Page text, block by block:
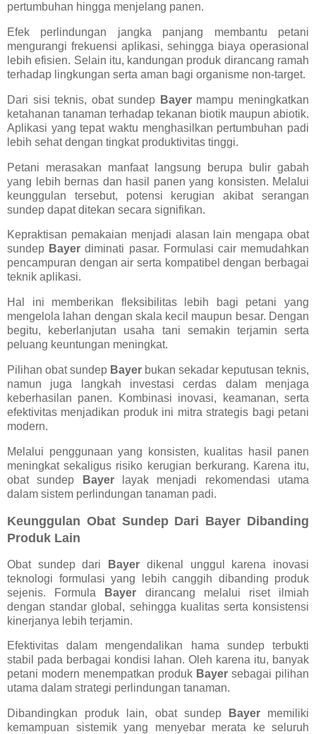
pertumbuhan hingga menjelang panen.
Efek perlindungan jangka panjang membantu petani
mengurangi frekuensi aplikasi, sehingga biaya operasional
lebih efisien. Selain itu, kandungan produk dirancang ramah
terhadap lingkungan serta aman bagi organisme non-target.
Dari sisi teknis, obat sundep Bayermampu meningkatkan
ketahanan tanaman terhadap tekanan biotik maupun abiotik.
Aplikasi yang tepat waktu menghasilkan pertumbuhan padi
lebih sehat dengan tingkat produktivitas tinggi.
Petani merasakan manfaat langsung berupa bulir gabah
yang lebih bernas dan hasil panen yang konsisten. Melalui
keunggulan tersebut, potensi kerugian akibat serangan
sundep dapat ditekan secara signifikan.
Kepraktisan pemakaian menjadi alasan lain mengapa obat
sundep Bayer diminati pasar. Formulasi cair memudahkan
pencampuran dengan air serta kompatibel dengan berbagai
teknik aplikasi.
Hal ini memberikan fleksibilitas lebih bagi petani yang
mengelola lahan dengan skala kecil maupun besar. Dengan
begitu, keberlanjutan usaha tani semakin terjamin serta
peluang keuntungan meningkat.
Pilihan obat sundep Bayer bukan sekadar keputusan teknis,
namun juga langkah investasi cerdas dalam menjaga
keberhasilan panen. Kombinasi inovasi, keamanan, serta
efektivitas menjadikan produk ini mitra strategis bagi petani
modern.
Melalui penggunaan yang konsisten, kualitas hasil panen
meningkat sekaligus risiko kerugian berkurang. Karena itu,
obat sundep
Bayer
layak menjadi rekomendasi utama
dalam sistem perlindungan tanaman padi.
Keunggulan Obat Sundep Dari Bayer Dibanding
Produk Lain
Obat sundep dari Bayer dikenal unggul karena inovasi
teknologi formulasi yang lebih canggih dibanding produk
sejenis. Formula
Bayer dirancang melalui riset ilmiah
dengan standar global, sehingga kualitas serta konsistensi
kinerjanya lebih terjamin.
Efektivitas dalam mengendalikan hama sundep terbukti
stabil pada berbagai kondisi lahan. Oleh karena itu, banyak
petani modern menempatkan produk Bayer sebagai pilihan
utama dalam strategi perlindungan tanaman.
Dibandingkan produk lain, obat sundep Bayermemiliki
kemampuan sistemik yang menyebar merata ke seluruh